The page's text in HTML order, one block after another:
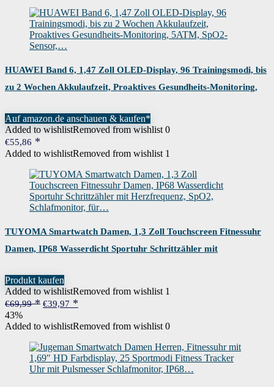
HUAWEI Band 6, 1,47 Zoll OLED-Display, 96 Trainingsmodi, bis
zu 2 Wochen Akkulaufzeit, Proaktives Gesundheits-Monitoring,
Auf amazon.de anschauen & kaufen*
Added to wishlistRemoved from wishlist 0
€55,86
Added to wishlistRemoved from wishlist 1
TUYOMA Smartwatch Damen, 1,3 Zoll Touchscreen Fitnessuhr
Damen, IP68 Wasserdicht Sportuhr Schrittzähler mit
Produkt kaufen
Added to wishlistRemoved from wishlist 1
€69,99
Ursprünglicher
war:
€69,99
€39,97
ist:
€39,97.
43%
Added to wishlistRemoved from wishlist 0